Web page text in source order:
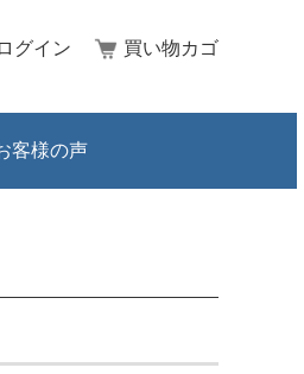
ログイン 買い物カゴ
客様の声